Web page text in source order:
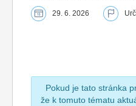
29. 6. 2026
Pokud je tato stránka
že k tomuto tématu